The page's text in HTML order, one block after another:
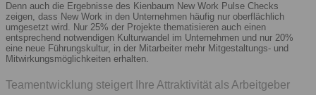
Denn auch die Ergebnisse des Kienbaum New Work Pulse Checks
zeigen, dass New Work in den Unternehmen häufig nur oberflächlich
umgesetzt wird. Nur 25% der Projekte thematisieren auch einen
entsprechend notwendigen Kulturwandel im Unternehmen und nur 20%
eine neue Führungskultur, in der Mitarbeiter mehr Mitgestaltungs- und
Mitwirkungsmöglichkeiten erhalten.
Teamentwicklung steigert Ihre Attraktivität als Arbeitgeber